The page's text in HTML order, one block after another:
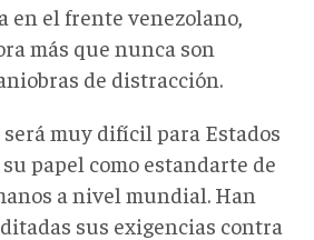
en el frente venezolano,
más que nunca son
de distracción.
muy difícil para Estados
papel como estandarte de
a nivel mundial. Han
sus exigencias contra